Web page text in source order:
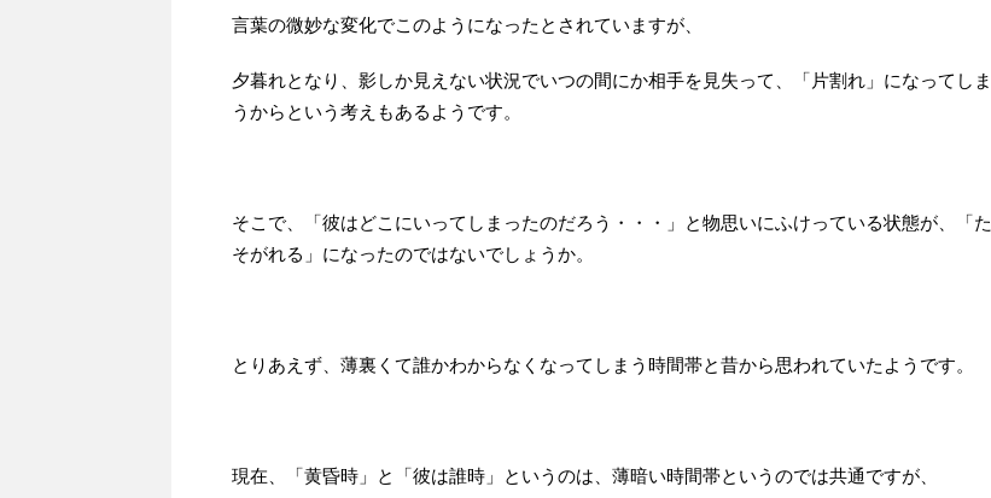
言葉の微妙な変化でこのようになったとされていますが、
夕暮れとなり、影しか見えない状況でいつの間にか相手を見失って、「片割れ」になってしま
うからという考えもあるようです。
そこで、「彼はどこにいってしまったのだろう・・・」と物思いにふけっている状態が、「た
そがれる」になったのではないでしょうか。
とりあえず、薄裏くて誰かわからなくなってしまう時間帯と昔から思われていたようです。
現在、「黄昏時」と「彼は誰時」というのは、薄暗い時間帯というのでは共通ですが、